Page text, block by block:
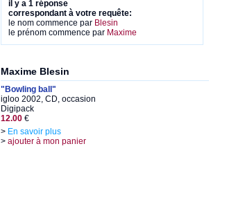
il y a 1 réponse
correspondant à votre requête:
le nom commence par Blesin
le prénom commence par Maxime
Maxime Blesin
"Bowling ball"
igloo 2002, CD, occasion
Digipack
12.00 €
> En savoir plus
> ajouter à mon panier